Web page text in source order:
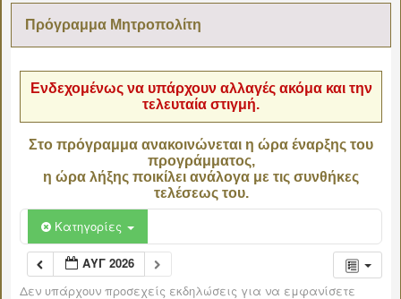
Πρόγραμμα Μητροπολίτη
Ενδεχομένως να υπάρχουν αλλαγές ακόμα και την
τελευταία στιγμή.
Στο πρόγραμμα ανακοινώνεται η ώρα έναρξης του
προγράμματος,
η ώρα λήξης ποικίλει ανάλογα με τις συνθήκες
τελέσεως του.
Κατηγορίες
ΑΥΓ 2026
Δεν υπάρχουν προσεχείς εκδηλώσεις για να εμφανίσετε